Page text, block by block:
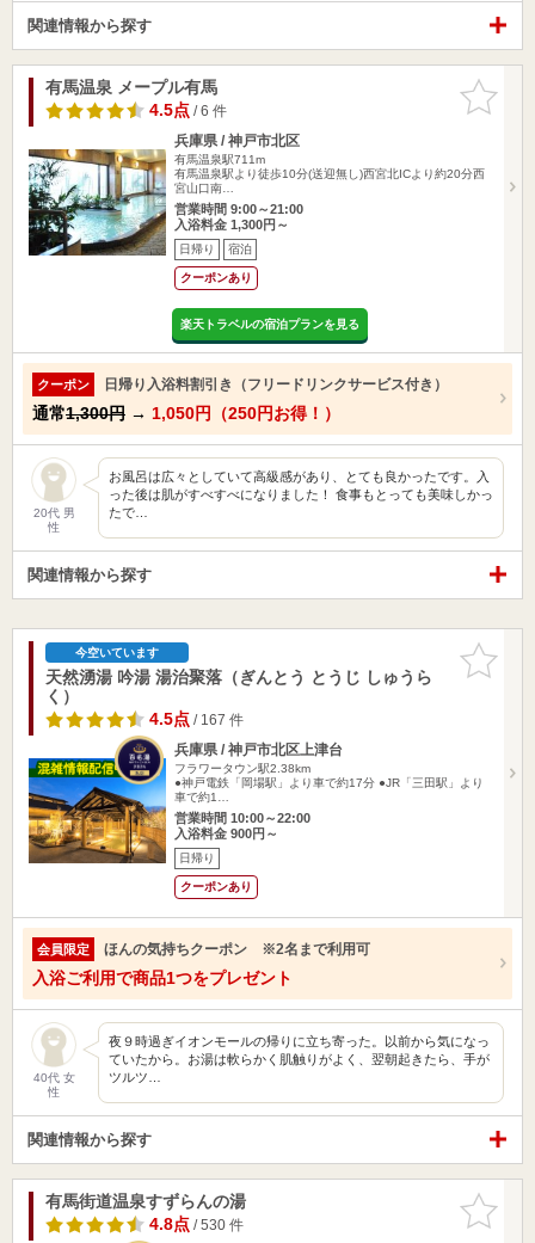
関連情報から探す
お気に入
りに追加
有馬温泉 メープル有馬
4.5点/ 6 件
兵庫県 / 神戸市北区
有馬温泉駅711m
有馬温泉駅より徒歩10分(送迎無し)西宮北ICより約20分西
宮山口南…
営業時間 9:00～21:00
入浴料金 1,300円～
日帰り 宿泊
クーポンあり
楽天トラベルの宿泊プランを見る
クーポン 日帰り入浴料割引き（フリードリンクサービス付き）
通常1,300円 → 1,050円（250円お得！）
20代 男
性
お風呂は広々としていて高級感があり、とても良かったです。入
った後は肌がすべすべになりました！ 食事もとっても美味しかっ
たで…
関連情報から探す
お気に入
りに追加
今空いています
天然湧湯 吟湯 湯治聚落（ぎんとう とうじ しゅうら
く）
4.5点/ 167 件
兵庫県 / 神戸市北区上津台
フラワータウン駅2.38km
●神戸電鉄「岡場駅」より車で約17分 ●JR「三田駅」より
車で約1…
営業時間 10:00～22:00
入浴料金 900円～
日帰り
クーポンあり
会員限定 ほんの気持ちクーポン ※2名まで利用可
入浴ご利用で商品1つをプレゼント
40代 女
性
夜９時過ぎイオンモールの帰りに立ち寄った。以前から気になっ
ていたから。お湯は軟らかく肌触りがよく、翌朝起きたら、手が
ツルツ…
関連情報から探す
お気に入
りに追加
有馬街道温泉すずらんの湯
4.8点/ 530 件